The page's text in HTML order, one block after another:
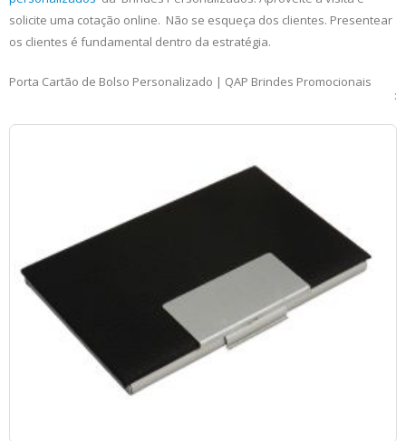
solicite uma cotação online. Não se esqueça dos clientes. Presentear
os clientes é fundamental dentro da estratégia.
Porta Cartão de Bolso Personalizado | QAP Brindes Promocionais
: